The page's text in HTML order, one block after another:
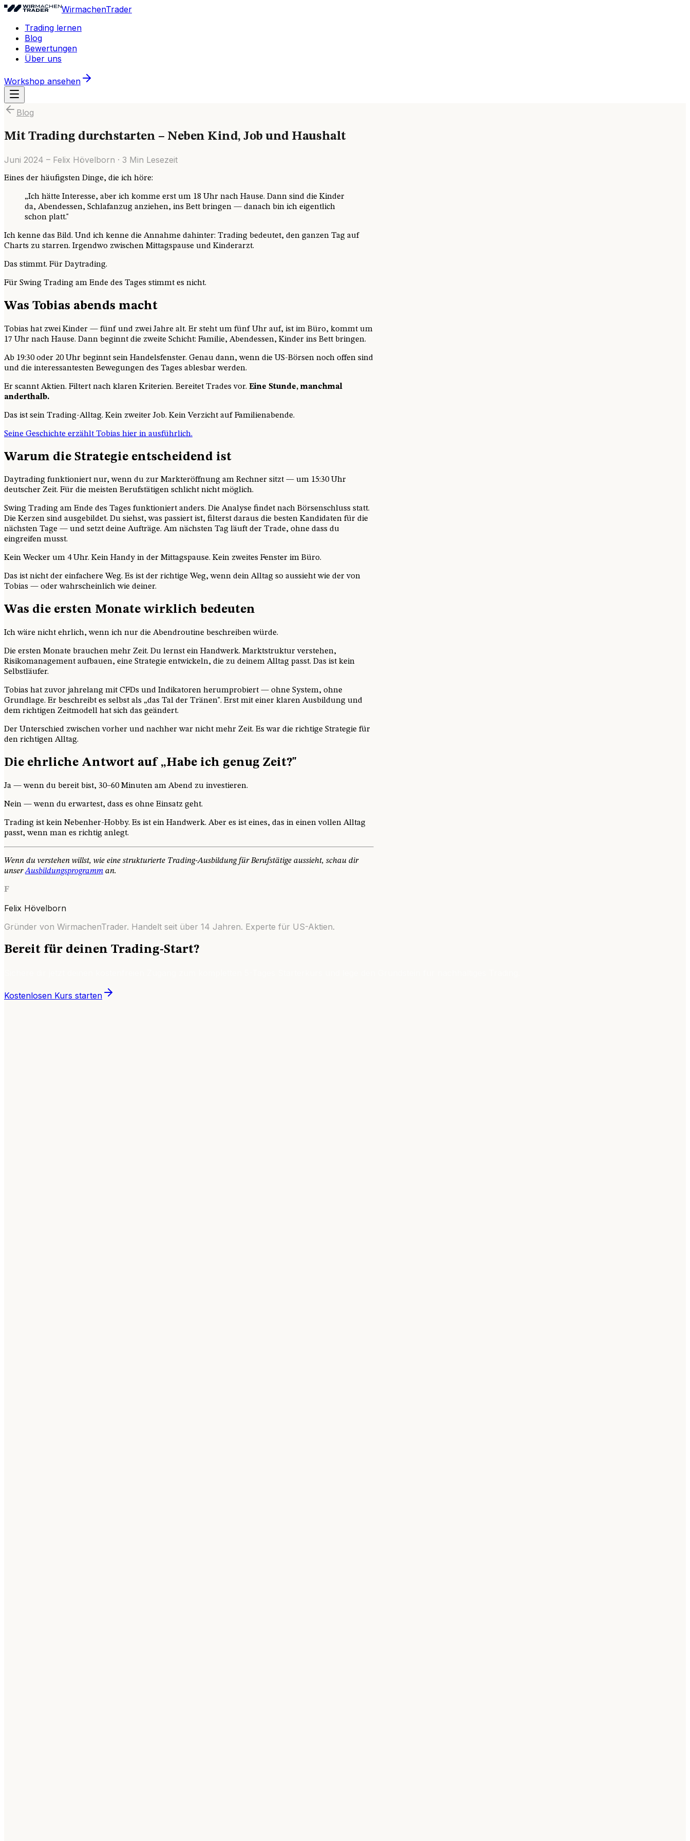
WirmachenTrader
Trading lernen
Blog
Bewertungen
Über uns
Workshop ansehen
Blog
Mit Trading durchstarten – Neben Kind, Job und Haushalt
Juni 2024 – Felix Hövelborn · 3 Min Lesezeit
Eines der häufigsten Dinge, die ich höre:
„Ich hätte Interesse, aber ich komme erst um 18 Uhr nach Hause. Dann sind die Kinder
da, Abendessen, Schlafanzug anziehen, ins Bett bringen — danach bin ich eigentlich
schon platt."
Ich kenne das Bild. Und ich kenne die Annahme dahinter: Trading bedeutet, den ganzen Tag auf
Charts zu starren. Irgendwo zwischen Mittagspause und Kinderarzt.
Das stimmt. Für Daytrading.
Für Swing Trading am Ende des Tages stimmt es nicht.
Was Tobias abends macht
Tobias hat zwei Kinder — fünf und zwei Jahre alt. Er steht um fünf Uhr auf, ist im Büro, kommt um
17 Uhr nach Hause. Dann beginnt die zweite Schicht: Familie, Abendessen, Kinder ins Bett bringen.
Ab 19:30 oder 20 Uhr beginnt sein Handelsfenster. Genau dann, wenn die US-Börsen noch offen sind
und die interessantesten Bewegungen des Tages ablesbar werden.
Er scannt Aktien. Filtert nach klaren Kriterien. Bereitet Trades vor. Eine Stunde, manchmal
anderthalb.
Das ist sein Trading-Alltag. Kein zweiter Job. Kein Verzicht auf Familienabende.
Seine Geschichte erzählt Tobias hier in ausführlich.
Warum die Strategie entscheidend ist
Daytrading funktioniert nur, wenn du zur Markteröffnung am Rechner sitzt — um 15:30 Uhr
deutscher Zeit. Für die meisten Berufstätigen schlicht nicht möglich.
Swing Trading am Ende des Tages funktioniert anders. Die Analyse findet nach Börsenschluss statt.
Die Kerzen sind ausgebildet. Du siehst, was passiert ist, filterst daraus die besten Kandidaten für die
nächsten Tage — und setzt deine Aufträge. Am nächsten Tag läuft der Trade, ohne dass du
eingreifen musst.
Kein Wecker um 4 Uhr. Kein Handy in der Mittagspause. Kein zweites Fenster im Büro.
Das ist nicht der einfachere Weg. Es ist der richtige Weg, wenn dein Alltag so aussieht wie der von
Tobias — oder wahrscheinlich wie deiner.
Was die ersten Monate wirklich bedeuten
Ich wäre nicht ehrlich, wenn ich nur die Abendroutine beschreiben würde.
Die ersten Monate brauchen mehr Zeit. Du lernst ein Handwerk. Marktstruktur verstehen,
Risikomanagement aufbauen, eine Strategie entwickeln, die zu deinem Alltag passt. Das ist kein
Selbstläufer.
Tobias hat zuvor jahrelang mit CFDs und Indikatoren herumprobiert — ohne System, ohne
Grundlage. Er beschreibt es selbst als „das Tal der Tränen". Erst mit einer klaren Ausbildung und
dem richtigen Zeitmodell hat sich das geändert.
Der Unterschied zwischen vorher und nachher war nicht mehr Zeit. Es war die richtige Strategie für
den richtigen Alltag.
Die ehrliche Antwort auf „Habe ich genug Zeit?"
Ja — wenn du bereit bist, 30–60 Minuten am Abend zu investieren.
Nein — wenn du erwartest, dass es ohne Einsatz geht.
Trading ist kein Nebenher-Hobby. Es ist ein Handwerk. Aber es ist eines, das in einen vollen Alltag
passt, wenn man es richtig anlegt.
Wenn du verstehen willst, wie eine strukturierte Trading-Ausbildung für Berufstätige aussieht, schau dir
unserAusbildungsprogramm an.
F
Felix Hövelborn
Gründer von WirmachenTrader. Handelt seit über 14 Jahren. Experte für US-Aktien.
Bereit für deinen Trading-Start?
Kostenlosen Kurs starten